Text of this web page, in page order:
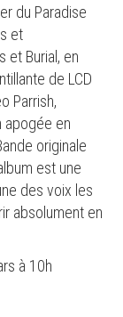
du Paradise
et
et Burial, en
de LCD
Parrish,
apogée en
originale
est une
des voix les
absolument en
à 10h